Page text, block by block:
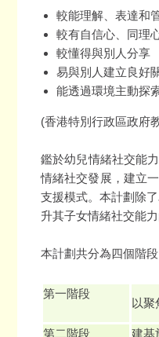
較能理解、表達和
較有自信心、同理
較懂得與別人分享
易與別人建立良好
能透過環境主動探
(香港特別行政區政府
鑑於幼兒情緒社交能
情緒社交發展，建立
支援模式。本計劃除
升其子女情緒社交能力
本計劃共分為四個階段
第一階段
以聚
第二階段 建基